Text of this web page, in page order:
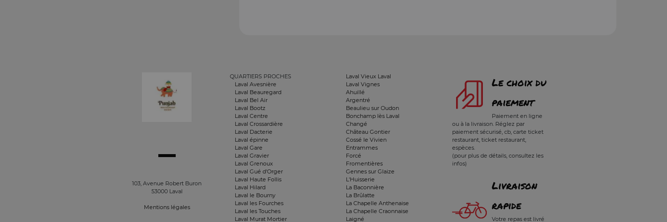
103, Avenue Robert Buron
53000 Laval
Mentions légales
QUARTIERS PROCHES
Laval Avesnière
Laval Beauregard
Laval Bel Air
Laval Bootz
Laval Centre
Laval Crossardière
Laval Dacterie
Laval épinne
Laval Gare
Laval Gravier
Laval Grenoux
Laval Gué d'Orger
Laval Haute Follis
Laval Hilard
Laval le Bourny
Laval les Fourches
Laval les Touches
Laval Murat Mortier
Laval Vieux Laval
Laval Vignes
Ahuillé
Argentré
Beaulieu sur Oudon
Bonchamp lès Laval
Changé
Château Gontier
Cossé le Vivien
Entrammes
Forcé
Fromentières
Gennes sur Glaize
L'Huisserie
La Baconnière
La Brûlatte
La Chapelle Anthenaise
La Chapelle Craonnaise
Laigné
Le choix du
paiement
Paiement en ligne
ou à la livraison. Réglez par
paiement sécurisé, cb, carte ticket
restaurant, ticket restaurant,
espèces.
(pour plus de détails, consultez les
infos)
Livraison
rapide
Votre repas est livré